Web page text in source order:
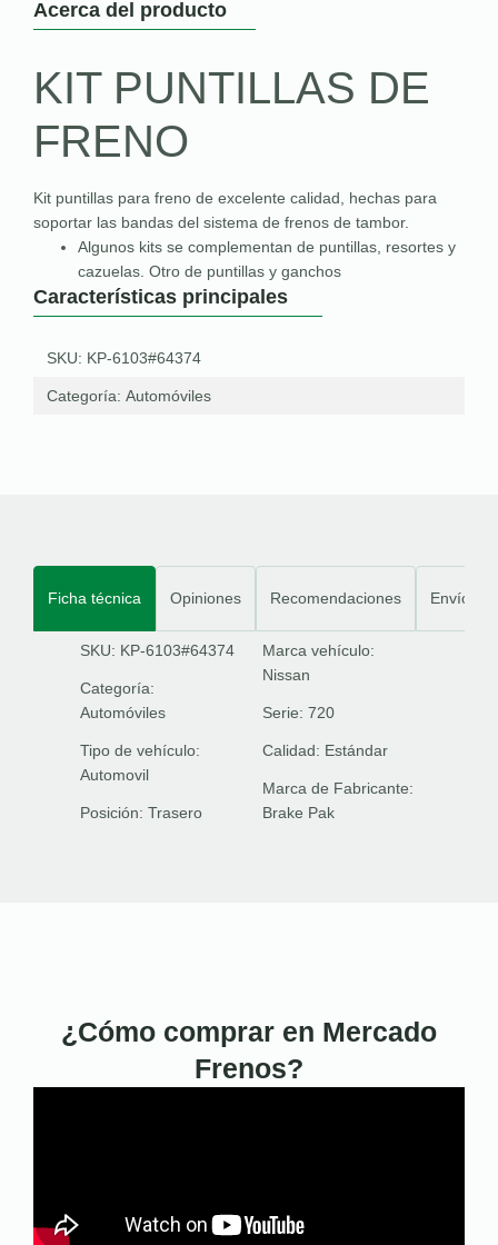
Acerca del producto
KIT PUNTILLAS DE
FRENO
Kit puntillas para freno de excelente calidad, hechas para
soportar las bandas del sistema de frenos de tambor.
Algunos kits se complementan de puntillas, resortes y
cazuelas. Otro de puntillas y ganchos
Características principales
SKU: KP-6103#64374
Categoría: Automóviles
Ficha técnica Opiniones Recomendaciones Envíos
SKU: KP-6103#64374
Categoría:
Automóviles
Tipo de vehículo:
Automovil
Posición: Trasero
Marca vehículo:
Nissan
Serie: 720
Calidad: Estándar
Marca de Fabricante:
Brake Pak
¿Cómo comprar en Mercado
Frenos?